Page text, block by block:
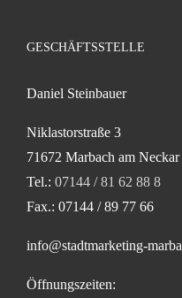
GESCHÄFTSSTELLE
Daniel Steinbauer
Niklastorstraße 3
71672 Marbach am Neckar
Tel.: 07144 / 81 62 88 8
Fax.: 07144 / 89 77 66
info@stadtmarketing-
Öffnungszeiten: